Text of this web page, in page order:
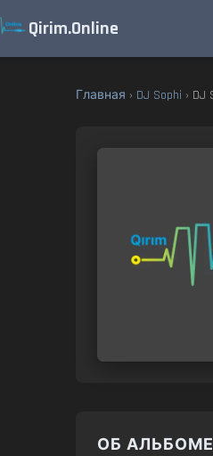
Qirim.Online
Главная › DJ Sophi › DJ
ОБ АЛЬБОМЕ